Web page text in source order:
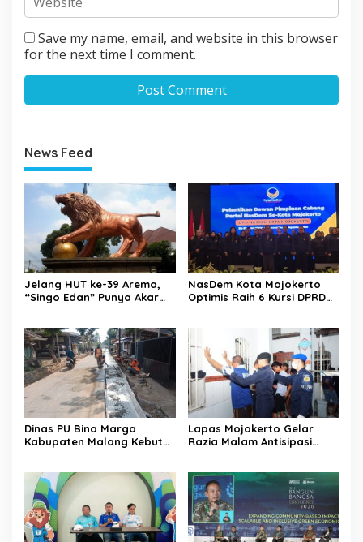
Save my name, email, and website in this browser
for the next time I comment.
News Feed
Jelang HUT ke-39 Arema,
“Singo Edan” Punya Akar
NasDem Kota Mojokerto
Optimis Raih 6 Kursi DPRD
Dinas PU Bina Marga
Kabupaten Malang Kebut
Lapas Mojokerto Gelar
Razia Malam Antisipasi